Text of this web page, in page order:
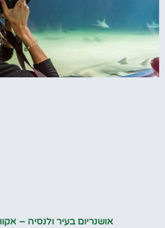
אושנריום בעיר ולנסיה –